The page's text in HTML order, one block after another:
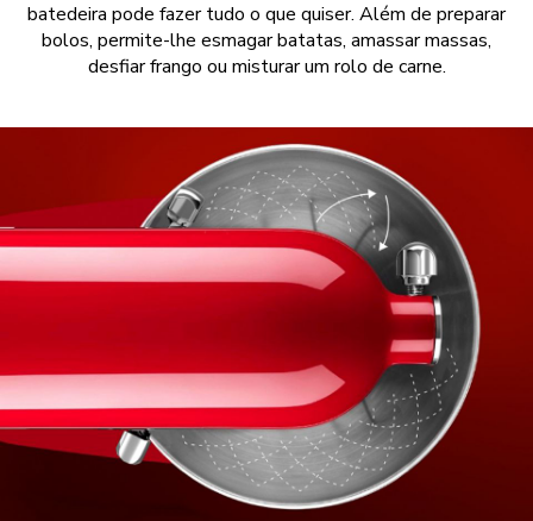
batedeira pode fazer tudo o que quiser. Além de preparar
bolos, permite-lhe esmagar batatas, amassar massas,
desfiar frango ou misturar um rolo de carne.